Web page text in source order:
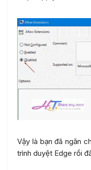
Vậy là bạn đã ngăn
trình duyệt Edge rồi